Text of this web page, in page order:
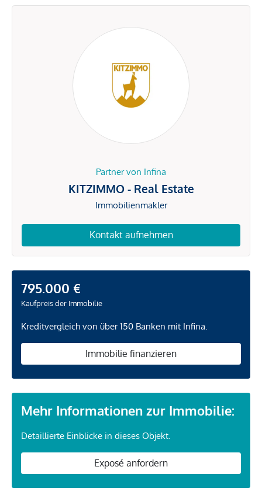
Partner von Infina
KITZIMMO - Real Estate
Immobilienmakler
Kontakt aufnehmen
795.000 €
Kaufpreis der Immobilie
Kreditvergleich von über 150 Banken mit Infina.
Immobilie finanzieren
Mehr Informationen zur Immobilie:
Detaillierte Einblicke in dieses Objekt.
Exposé anfordern